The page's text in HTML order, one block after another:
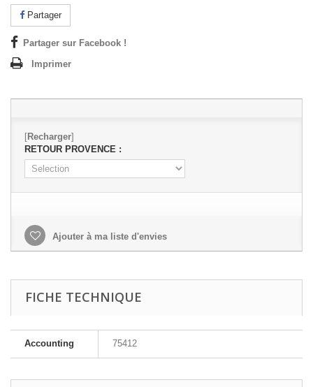
Partager
Partager sur Facebook !
Imprimer
[Recharger]
RETOUR PROVENCE :
Ajouter à ma liste d'envies
FICHE TECHNIQUE
Accounting 75412